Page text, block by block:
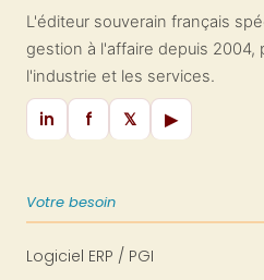
L'éditeur souverain français
gestion à l'affaire depuis 2004,
l'industrie et les services.
in f 𝕏 ▶
Votre besoin
Logiciel ERP / PGI